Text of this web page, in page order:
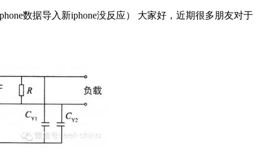
数据导入新iphone没反应） 大家好，近期很多朋友